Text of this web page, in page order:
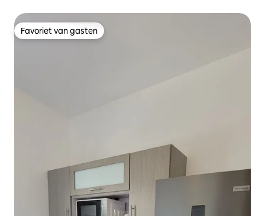
Favoriet van gasten
Favoriet van gasten